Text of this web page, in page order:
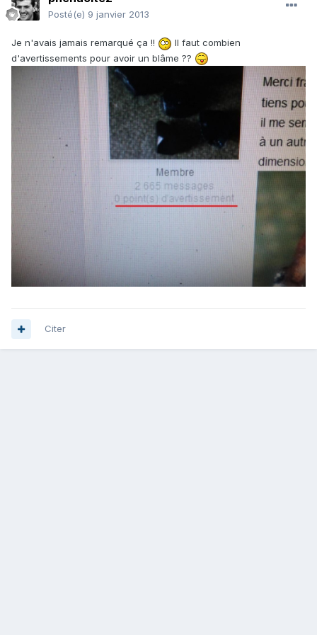
Posté(e) 9 janvier 2013
Je n'avais jamais remarqué ça !!
Il faut combien
d'avertissements pour avoir un blâme ??
Citer